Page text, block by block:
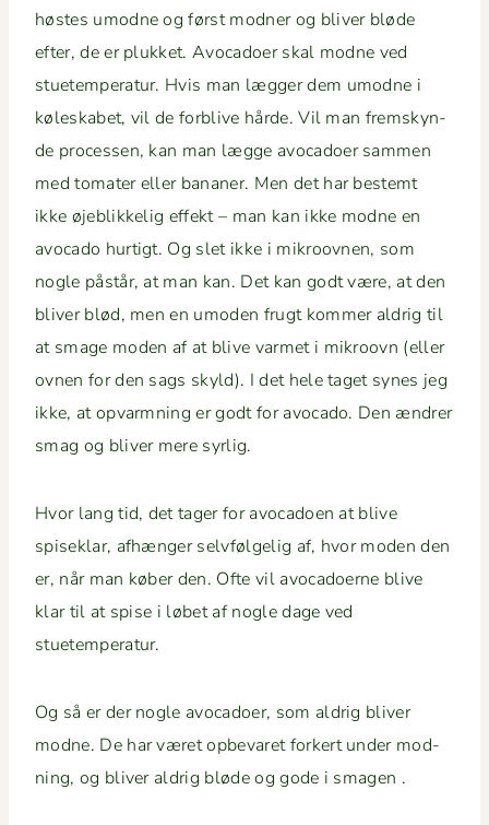
høstes umodne og først mod­ner og bliv­er bløde
efter, de er plukket. Avo­ca­do­er skal modne ved
stuetem­per­atur. Hvis man læg­ger dem umodne i
kølesk­a­bet, vil de for­blive hårde. Vil man frem­skyn­
de processen, kan man lægge avo­ca­do­er sam­men
med tomater eller banan­er. Men det har bestemt
ikke øje­b­likke­lig effekt – man kan ikke modne en
avo­ca­do hur­tigt. Og slet ikke i mikroov­nen, som
nogle påstår, at man kan. Det kan godt være, at den
bliv­er blød, men en umod­en frugt kom­mer aldrig til
at smage mod­en af at blive varmet i mikroovn (eller
ovnen for den sags skyld). I det hele taget synes jeg
ikke, at opvarmn­ing er godt for avo­ca­do. Den ændr­er
smag og bliv­er mere syrlig.
Hvor lang tid, det tager for avo­ca­doen at blive
spiseklar, afhænger selvføl­gelig af, hvor mod­en den
er, når man køber den. Ofte vil avo­ca­do­erne blive
klar til at spise i løbet af nogle dage ved
stuetemperatur.
Og så er der nogle avo­ca­do­er, som aldrig bliv­er
modne. De har været opbe­varet fork­ert under mod­
ning, og bliv­er aldrig bløde og gode i smagen .